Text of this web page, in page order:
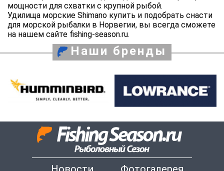
мощности для схватки с крупной рыбой.
Удилища морские Shimano купить и подобрать снасти
для морской рыбалки в Норвегии, вы всегда сможете
на нашем сайте fishing-season.ru.
Наши бренды